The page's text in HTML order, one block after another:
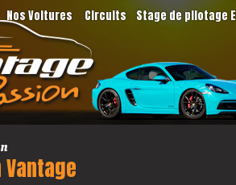
Nos Voitures Circuits Stage de pilotage